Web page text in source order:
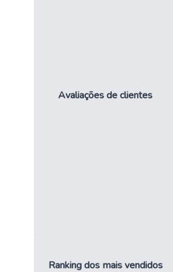
Avaliações de clientes
Ranking dos mais vendidos